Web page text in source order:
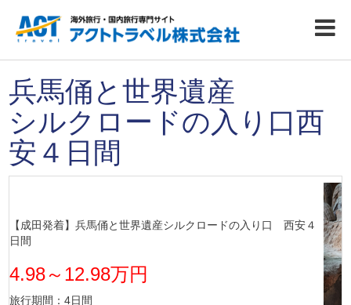
兵馬俑と世界遺産
シルクロードの入り口西
安４日間
【成田発着】兵馬俑と世界遺産シルクロードの入り口 西安４
日間
4.98～12.98万円
旅行期間：4日間